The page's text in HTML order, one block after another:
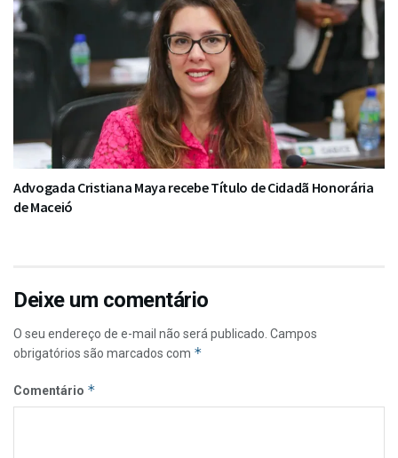
Advogada Cristiana Maya recebe Título de Cidadã Honorária
de Maceió
Deixe um comentário
O seu endereço de e-mail não será publicado. Campos
obrigatórios são marcados com *
Comentário *